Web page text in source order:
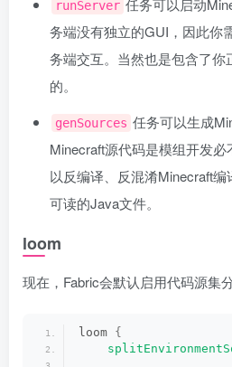
runServer 任务可以启动
务端没有独立的GUI，因此你
务端交互。当然也是包含了你
的。
genSources 任务可以生成
Minecraft源代码是模组开发
以反编译、反混淆Minecraft
可读的Java文件。
loom
现在，Fabric会默认启用代码源集分
loom {